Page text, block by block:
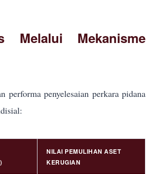
Melalui Mekanisme
performa penyelesaian perkara pidana
NILAI PEMULIHAN ASET
KERUGIAN